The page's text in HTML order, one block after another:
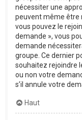
nécessiter une
peuvent même être
vous pouvez le
demande », vous
demande
groupe. Ce dernier
souhaitez rejoindre
ou non votre
s’il annule votre
Haut